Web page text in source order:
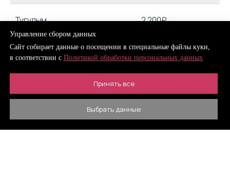
Тугулым 2 200₽
Тураево 850₽
ТЮМЕНЬ 300₽
Управление сбором данных
Сайт собирает данные о посещении в специальные файлы куки,
в соответствии с Политикой обработки персональных данных
Принять все
Выбрать данные